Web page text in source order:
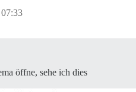
öffne, sehe ich dies